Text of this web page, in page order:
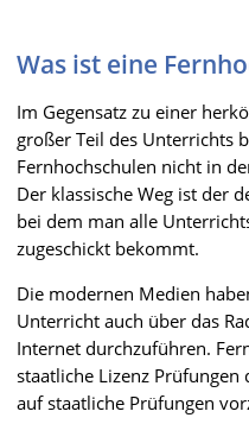
Was ist eine
Im Gegensatz zu einer
großer Teil des Unterrichts
Fernhochschulen nicht in
Der klassische Weg ist der
bei dem man alle
zugeschickt bekommt.
Die modernen Medien
Unterricht auch über das
Internet durchzuführen.
staatliche Lizenz
auf staatliche Prüfungen